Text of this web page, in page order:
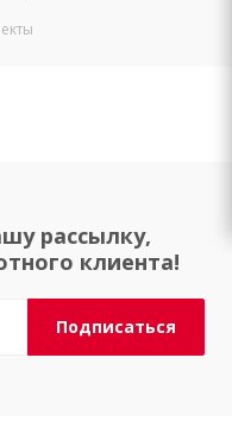
рассылку,
клиента!